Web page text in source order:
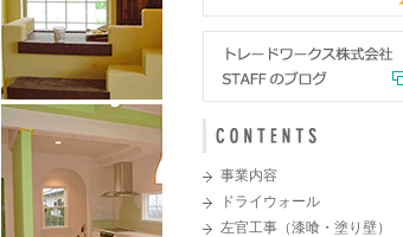
カントリースタイル
事業内容
ドライウォール
左官工事（漆喰・塗り壁）